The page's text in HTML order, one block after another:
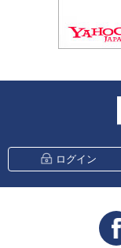
ログイン